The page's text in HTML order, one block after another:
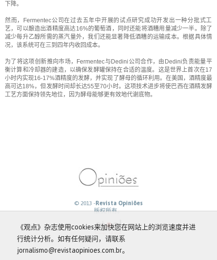
下降。
然而，Fermentec公司在过去五年中开展的试点研究成功开发出一种分批式工
艺，可以酿造出酒精度高达16%的葡萄酒，同时还能将酒糟用量减少一半。除了
减少每升乙醇所需的蒸汽量外，我们还能显著降低酒糟的运输成本。根据具体情
况，该系统可在三到四年内收回成本。
为了将这项创新推向市场，Fermentec与Dedini公司合作，由Dedini负责能量平
衡计算和冷却器的建造，以确保发酵罐保持在合适的温度。这是世界上首次在17
小时内实现16-17%酒精度的发酵，并实现了酵母的循环利用。在美国，酒精度最
高可达18%，但发酵时间却长达55至70小时。这项技术进步将使巴西在酒精发酵
工艺方面保持领先地位，因为酵母能够更有效地代谢底物。
© 2013 -Revista Opiniões
版权所有。
《观点》杂志使用cookies来加快您在网站上的浏览速度并进
行统计分析。如有任何疑问，请联系
jornalismo@revistaopinioes.com.br。